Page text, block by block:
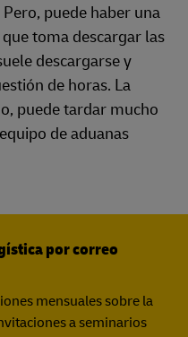
puede haber una
toma descargar las
descargarse y
de horas. La
puede tardar mucho
de aduanas
por correo
mensuales sobre la
a seminarios